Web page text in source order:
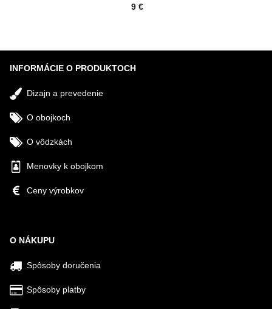
Cena s DPH
9 €
INFORMÁCIE O PRODUKTOCH
Dizajn a prevedenie
O obojkoch
O vôdzkách
Menovky k obojkom
Ceny výrobkov
O NÁKUPU
Spôsoby doručenia
Spôsoby platby